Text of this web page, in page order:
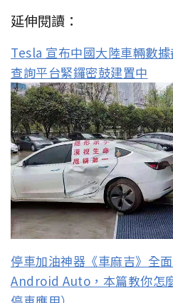
延伸閱讀：
Tesla 宣布中國大陸車輛數
查詢平台緊鑼密鼓建置中
停車加油神器《車麻吉》全
Android Auto，本篇教你怎